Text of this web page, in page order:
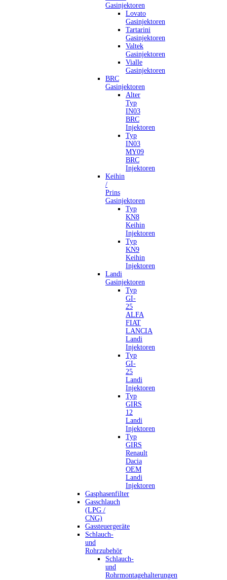
Gasinjektoren
Lovato
Gasinjektoren
Tartarini
Gasinjektoren
Valtek
Gasinjektoren
Vialle
Gasinjektoren
BRC
Gasinjektoren
Alter
Typ
IN03
BRC
Injektoren
Typ
IN03
MY09
BRC
Injektoren
Keihin
/
Prins
Gasinjektoren
Typ
KN8
Keihin
Injektoren
Typ
KN9
Keihin
Injektoren
Landi
Gasinjektoren
Typ
GI-
25
ALFA
FIAT
LANCIA
Landi
Injektoren
Typ
GI-
25
Landi
Injektoren
Typ
GIRS
12
Landi
Injektoren
Typ
GIRS
Renault
Dacia
OEM
Landi
Injektoren
Gasphasenfilter
Gasschlauch
(LPG /
CNG)
Gassteuergeräte
Schlauch-
und
Rohrzubehör
Schlauch-
und
Rohrmontagehalterungen